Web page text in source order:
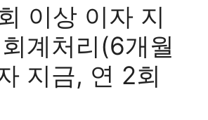
이상 이자 지
계처리(6개월
지금, 연 2회